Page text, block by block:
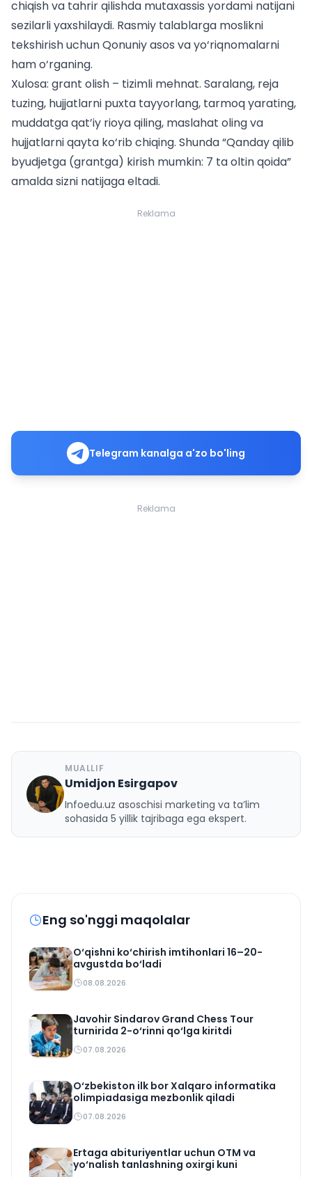
chiqish va tahrir qilishda mutaxassis yordami natijani
sezilarli yaxshilaydi. Rasmiy talablarga moslikni
tekshirish uchunQonuniy asos va yo‘riqnomalarni
ham o‘rganing.
Xulosa: grant olish – tizimli mehnat. Saralang, reja
tuzing, hujjatlarni puxta tayyorlang, tarmoq yarating,
muddatga qat’iy rioya qiling, maslahat oling va
hujjatlarni qayta ko‘rib chiqing. Shunda “Qanday qilib
byudjetga (grantga) kirish mumkin: 7 ta oltin qoida”
amalda sizni natijaga eltadi.
Reklama
Telegram kanalga a'zo bo'ling
Reklama
U
MUALLIF
Umidjon Esirgapov
Infoedu.uz asoschisi marketing va ta’lim
sohasida 5 yillik tajribaga ega ekspert.
Eng so'nggi maqolalar
O‘qishni ko‘chirish imtihonlari 16–20-
avgustda bo‘ladi
08.08.2026
Javohir Sindarov Grand Chess Tour
turnirida 2-o‘rinni qo‘lga kiritdi
07.08.2026
O‘zbekiston ilk bor Xalqaro informatika
olimpiadasiga mezbonlik qiladi
07.08.2026
Ertaga abituriyentlar uchun OTM va
yo‘nalish tanlashning oxirgi kuni